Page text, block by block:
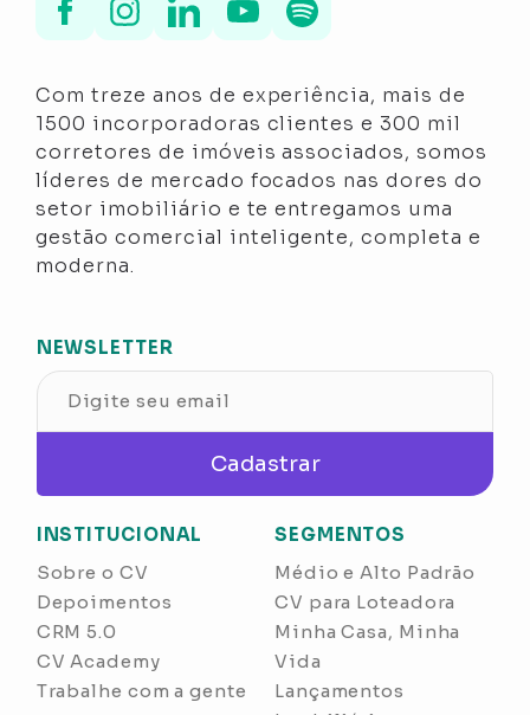
Com treze anos de experiência, mais de
1500 incorporadoras clientes e 300 mil
corretores de imóveis associados, somos
líderes de mercado focados nas dores do
setor imobiliário e te entregamos uma
gestão comercial inteligente, completa e
moderna.
INSTITUCIONAL
Sobre o CV
Depoimentos
CRM 5.0
CV Academy
Trabalhe com a gente
SEGMENTOS
Médio e Alto Padrão
CV para Loteadora
Minha Casa, Minha
Vida
Lançamentos
NEWSLETTER
Cadastrar